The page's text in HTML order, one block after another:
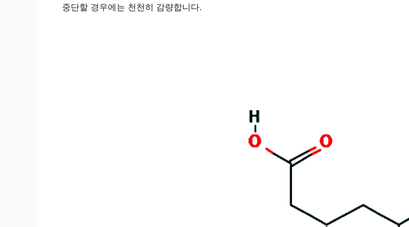
중단할 경우에는 천천히 감량합니다.